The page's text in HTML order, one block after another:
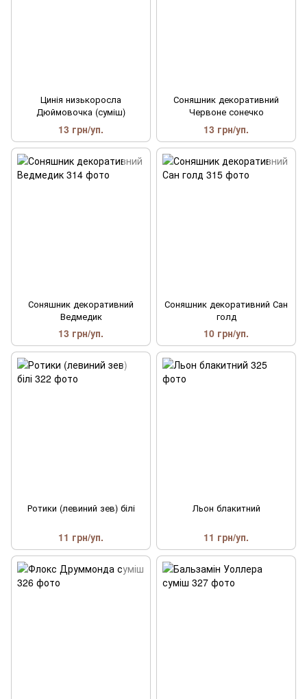
Цинія низькоросла
Дюймовочка (суміш)
13 грн/уп.
Соняшник декоративний
Червоне сонечко
13 грн/уп.
Соняшник декоративний
Ведмедик
13 грн/уп.
Соняшник декоративний Сан
голд
10 грн/уп.
Ротики (левиний зев) білі
11 грн/уп.
Льон блакитний
11 грн/уп.